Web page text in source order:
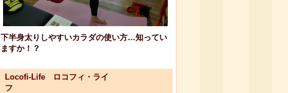
下半身太りしやすいカラダの使い方…知ってい
ますか！？
Locofi-Life ロコフィ・ライ
フ